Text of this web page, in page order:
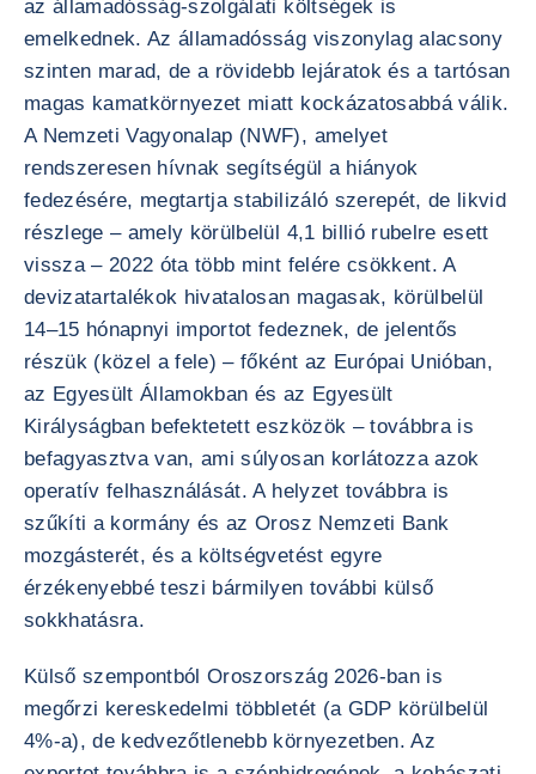
az államadósság-szolgálati költségek is
emelkednek. Az államadósság viszonylag alacsony
szinten marad, de a rövidebb lejáratok és a tartósan
magas kamatkörnyezet miatt kockázatosabbá válik.
A Nemzeti Vagyonalap (NWF), amelyet
rendszeresen hívnak segítségül a hiányok
fedezésére, megtartja stabilizáló szerepét, de likvid
részlege – amely körülbelül 4,1 billió rubelre esett
vissza – 2022 óta több mint felére csökkent. A
devizatartalékok hivatalosan magasak, körülbelül
14–15 hónapnyi importot fedeznek, de jelentős
részük (közel a fele) – főként az Európai Unióban,
az Egyesült Államokban és az Egyesült
Királyságban befektetett eszközök – továbbra is
befagyasztva van, ami súlyosan korlátozza azok
operatív felhasználását. A helyzet továbbra is
szűkíti a kormány és az Orosz Nemzeti Bank
mozgásterét, és a költségvetést egyre
érzékenyebbé teszi bármilyen további külső
sokkhatásra.
Külső szempontból Oroszország 2026-ban is
megőrzi kereskedelmi többletét (a GDP körülbelül
4%-a), de kedvezőtlenebb környezetben. Az